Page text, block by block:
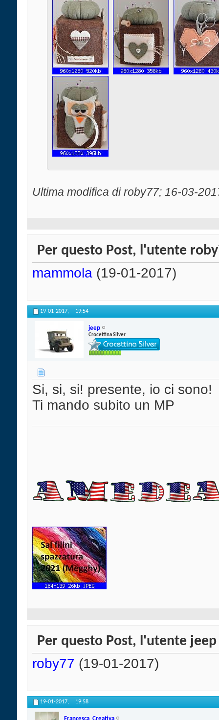
Ultima modifica di roby77; 16-03-
Per questo Post, l'utente
mammola (19-01-2017)
19-01-2017, 19:54
jeep
Crocettina Silver
Si, si, si! presente, io ci sono!
Ti mando subito un MP
Per questo Post, l'utente
roby77 (19-01-2017)
19-01-2017, 19:58
Francesca_Creativa